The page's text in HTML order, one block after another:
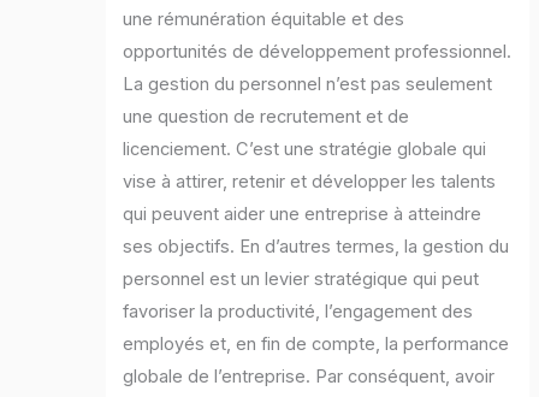
une rémunération équitable et des
opportunités de développement professionnel.
La gestion du personnel n’est pas seulement
une question de recrutement et de
licenciement. C’est une stratégie globale qui
vise à attirer, retenir et développer les talents
qui peuvent aider une entreprise à atteindre
ses objectifs. En d’autres termes, la gestion du
personnel est un levier stratégique qui peut
favoriser la productivité, l’engagement des
employés et, en fin de compte, la performance
globale de l’entreprise. Par conséquent, avoir